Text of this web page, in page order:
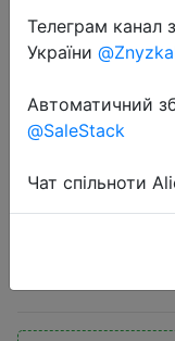
2020-12-11
Новый
LIUSHU,
щеток,
диспенсер
Телеграм канал
України
Автоматичний
@SaleStack
Чат спільноти